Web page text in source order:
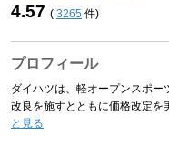
4.57 ( 3265 件)
プロフィール
ダイハツは、軽オープンスポ
改良を施すとともに価格改定を
と見る